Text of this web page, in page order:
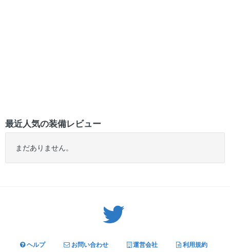
最近人気の装備レビュー
まだありません。
ヘルプ お問い合わせ 運営会社 利用規約